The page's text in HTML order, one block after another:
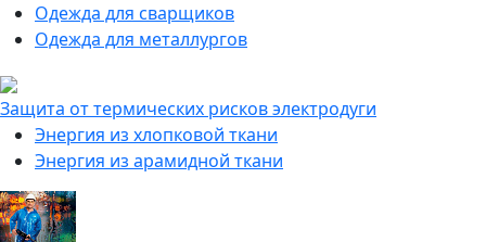
Одежда для сварщиков
Одежда для металлургов
Защита от термических рисков электродуги
Энергия из хлопковой ткани
Энергия из арамидной ткани